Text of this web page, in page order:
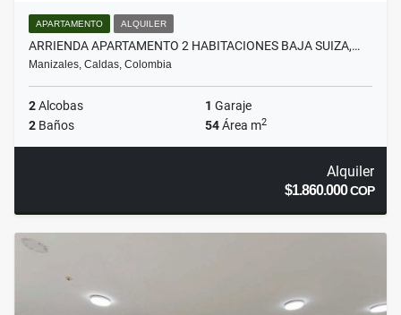
APARTAMENTO ALQUILER
ARRIENDA APARTAMENTO 2 HABITACIONES BAJA SUIZA,…
Manizales, Caldas, Colombia
2Alcobas 1 Garaje
2 Baños 54Área m2
Alquiler
$1.860.000COP